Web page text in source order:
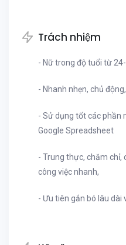
Trách nhiệm
- Nữ trong độ tuổi từ
- Nhanh nhẹn, chủ
- Sử dụng tốt các phần
Google Spreadsheet
- Trung thực, chăm chỉ,
công việc nhanh,
- Ưu tiên gắn bó lâu dài